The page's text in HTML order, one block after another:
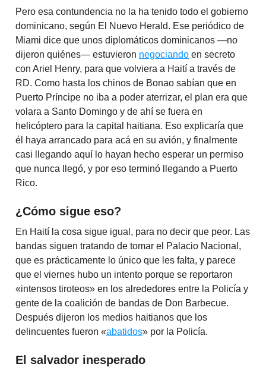
Pero esa contundencia no la ha tenido todo el gobierno
dominicano, según El Nuevo Herald. Ese periódico de
Miami dice que unos diplomáticos dominicanos —no
dijeron quiénes— estuvieron negociando en secreto
con Ariel Henry, para que volviera a Haití a través de
RD. Como hasta los chinos de Bonao sabían que en
Puerto Príncipe no iba a poder aterrizar, el plan era que
volara a Santo Domingo y de ahí se fuera en
helicóptero para la capital haitiana. Eso explicaría que
él haya arrancado para acá en su avión, y finalmente
casi llegando aquí lo hayan hecho esperar un permiso
que nunca llegó, y por eso terminó llegando a Puerto
Rico.
¿Cómo sigue eso?
En Haití la cosa sigue igual, para no decir que peor. Las
bandas siguen tratando de tomar el Palacio Nacional,
que es prácticamente lo único que les falta, y parece
que el viernes hubo un intento porque se reportaron
«intensos tiroteos» en los alrededores entre la Policía y
gente de la coalición de bandas de Don Barbecue.
Después dijeron los medios haitianos que los
delincuentes fueron «abatidos» por la Policía.
El salvador inesperado